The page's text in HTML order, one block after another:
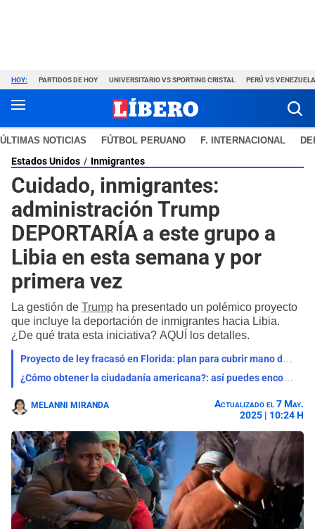
HOY: PARTIDOS DE HOY UNIVERSITARIO VS SPORTING CRISTAL PERÚ VS VENEZUELA
ÚLTIMAS NOTICIAS FÚTBOL PERUANO F. INTERNACIONAL
Estados Unidos Inmigrantes
Cuidado, inmigrantes:
administración Trump
DEPORTARÍA a este grupo a
Libia en esta semana y por
primera vez
La gestión de Trump ha presentado un polémico proyecto
que incluye la deportación de inmigrantes hacia Libia.
¿De qué trata esta iniciativa? AQUÍ los detalles.
Proyecto de ley fracasó en Florida: plan para cubrir mano de obra migrante con adolescentes no fue respaldada en EE. UU.
¿Cómo obtener la ciudadanía americana?: así puedes encontrar ayuda en tu comunidad gracias a USCIS
MELANNI MIRANDA
Actualizado el 7 May.
2025 | 10:24 H